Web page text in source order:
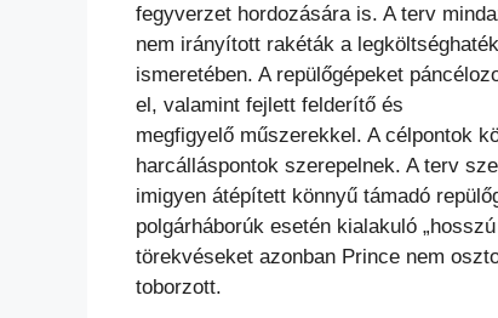
fegyverzet hordozására is. A terv
nem irányított rakéták a
ismeretében. A repülőgépeket
el, valamint fejlett felderítő és
megfigyelő műszerekkel. A célpontok
harcálláspontok szerepelnek. A terv
imigyen átépített könnyű támadó
polgárháborúk esetén kialakuló
törekvéseket azonban Prince nem
toborzott.